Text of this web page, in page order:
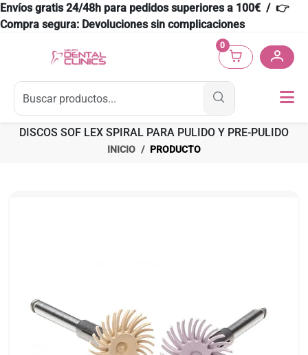
Envíos gratis 24/48h para pedidos superiores a 100€ / 👉
Compra segura: Devoluciones sin complicaciones
0
DISCOS SOF LEX SPIRAL PARA PULIDO Y PRE-PULIDO
INICIO PRODUCTO